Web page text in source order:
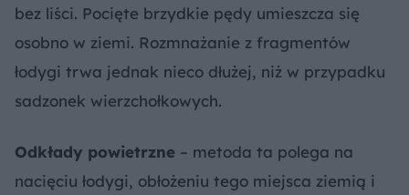
bez liści. Pocięte brzydkie pędy umieszcza się
osobno w ziemi. Rozmnażanie z fragmentów
łodygi trwa jednak nieco dłużej, niż w przypadku
sadzonek wierzchołkowych.
Odkłady powietrzne – metoda ta polega na
nacięciu łodygi, obłożeniu tego miejsca ziemią i